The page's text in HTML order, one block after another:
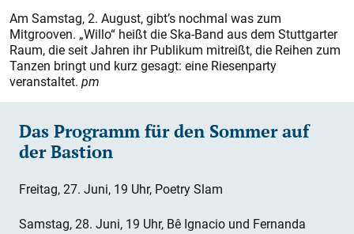
Am Samstag, 2. August, gibt’s nochmal was zum
Mitgrooven. „Willo“ heißt die Ska-Band aus dem Stuttgarter
Raum, die seit Jahren ihr Publikum mitreißt, die Reihen zum
Tanzen bringt und kurz gesagt: eine Riesenparty
veranstaltet. pm
Das Programm für den Sommer auf
der Bastion
Freitag, 27. Juni, 19 Uhr, Poetry Slam
Samstag, 28. Juni, 19 Uhr, Bê Ignacio und Fernanda